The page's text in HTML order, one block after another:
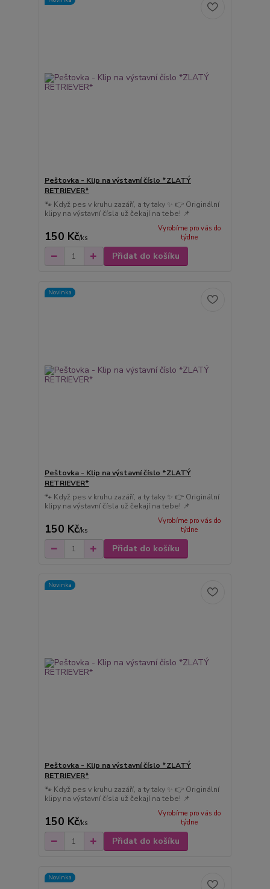
Peštovka - Klip na výstavní číslo *ZLATÝ
RETRIEVER*
🐾 Když pes v kruhu zazáří, a ty taky ✨ 👉 Originální
klipy na výstavní čísla už čekají na tebe! 📌
150 Kč/ks
Vyrobíme pro vás do
týdne
Přidat do košíku
Novinka
Peštovka - Klip na výstavní číslo *ZLATÝ
RETRIEVER*
🐾 Když pes v kruhu zazáří, a ty taky ✨ 👉 Originální
klipy na výstavní čísla už čekají na tebe! 📌
150 Kč/ks
Vyrobíme pro vás do
týdne
Přidat do košíku
Novinka
Peštovka - Klip na výstavní číslo *ZLATÝ
RETRIEVER*
🐾 Když pes v kruhu zazáří, a ty taky ✨ 👉 Originální
klipy na výstavní čísla už čekají na tebe! 📌
150 Kč/ks
Vyrobíme pro vás do
týdne
Přidat do košíku
Novinka